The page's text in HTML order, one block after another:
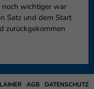
noch wichtiger war
Satz und dem Start
zurückgekommen
DATENSCHUTZ
AGB